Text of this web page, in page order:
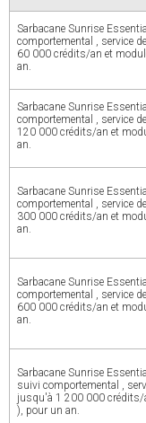
Sarbacane Sunrise
comportemental , service
60 000 crédits/an et
an.
Sarbacane Sunrise
comportemental , service
120 000 crédits/an et
an.
Sarbacane Sunrise
comportemental , service
300 000 crédits/an et
an.
Sarbacane Sunrise
comportemental , service
600 000 crédits/an et
an.
Sarbacane Sunrise
suivi comportemental ,
jusqu'à 1 200 000 crédits/
), pour un an.